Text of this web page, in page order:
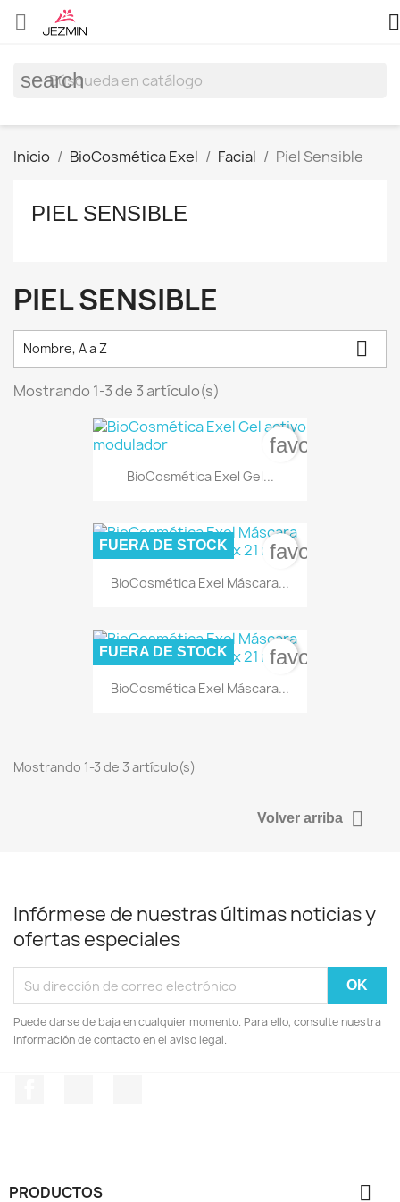
 
search
Inicio BioCosmética Exel Facial Piel Sensible
PIEL SENSIBLE
PIEL SENSIBLE
Nombre, A a Z 
Mostrando 1-3 de 3 artículo(s)
BioCosmética Exel Gel...
BioCosmética Exel Máscara...
FUERA DE STOCK
BioCosmética Exel Máscara...
FUERA DE STOCK
Mostrando 1-3 de 3 artículo(s)
Volver arriba 
Infórmese de nuestras últimas noticias y
ofertas especiales
Puede darse de baja en cualquier momento. Para ello, consulte nuestra
información de contacto en el aviso legal.
PRODUCTOS 